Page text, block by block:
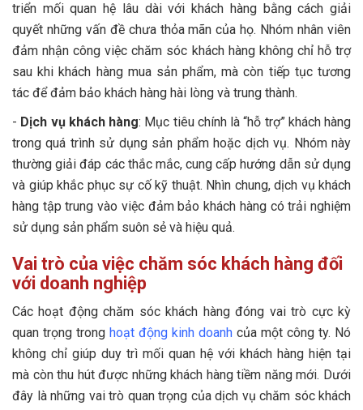
triển mối quan hệ lâu dài với khách hàng bằng cách giải
quyết những vấn đề chưa thỏa mãn của họ. Nhóm nhân viên
đảm nhận công việc chăm sóc khách hàng không chỉ hỗ trợ
sau khi khách hàng mua sản phẩm, mà còn tiếp tục tương
tác để đảm bảo khách hàng hài lòng và trung thành.
- Dịch vụ khách hàng: Mục tiêu chính là “hỗ trợ” khách hàng
trong quá trình sử dụng sản phẩm hoặc dịch vụ. Nhóm này
thường giải đáp các thắc mắc, cung cấp hướng dẫn sử dụng
và giúp khắc phục sự cố kỹ thuật. Nhìn chung, dịch vụ khách
hàng tập trung vào việc đảm bảo khách hàng có trải nghiệm
sử dụng sản phẩm suôn sẻ và hiệu quả.
Vai trò của việc chăm sóc khách hàng đối
với doanh nghiệp
Các hoạt động chăm sóc khách hàng đóng vai trò cực kỳ
quan trọng trong hoạt động kinh doanh của một công ty. Nó
không chỉ giúp duy trì mối quan hệ với khách hàng hiện tại
mà còn thu hút được những khách hàng tiềm năng mới. Dưới
đây là những vai trò quan trọng của dịch vụ chăm sóc khách